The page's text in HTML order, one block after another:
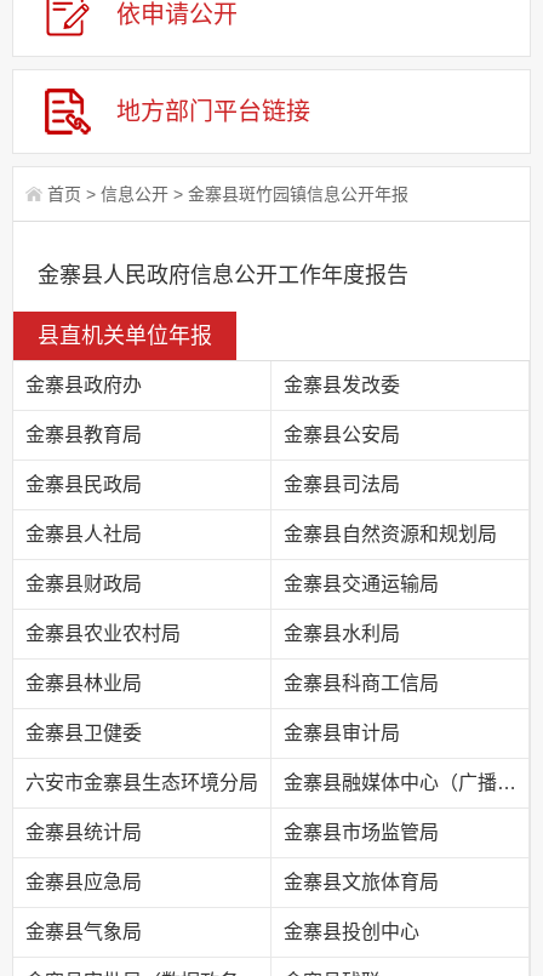
依申请公开
地方部门 平台链接
首页 > 信息公开 > 金寨县斑竹园镇信息公开年报
金寨县人民政府信息公开工作年度报告
县直机关单位年报
金寨县政府办 金寨县发改委
金寨县教育局 金寨县公安局
金寨县民政局 金寨县司法局
金寨县人社局 金寨县自然资源和规划局
金寨县财政局 金寨县交通运输局
金寨县农业农村局 金寨县水利局
金寨县林业局 金寨县科商工信局
金寨县卫健委 金寨县审计局
六安市金寨县生态环境分局 金寨县融媒体中心（广播电视台）
金寨县统计局 金寨县市场监管局
金寨县应急局 金寨县文旅体育局
金寨县气象局 金寨县投创中心